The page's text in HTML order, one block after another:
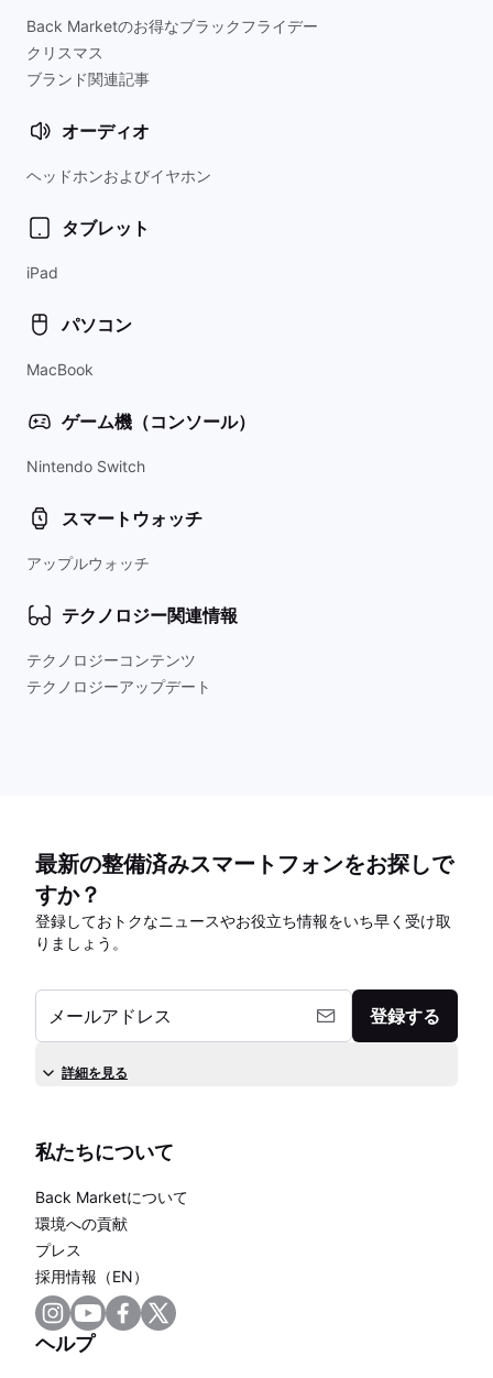
Back Marketのお得なブラックフライデー
クリスマス
ブランド関連記事
オーディオ
ヘッドホンおよびイヤホン
タブレット
iPad
パソコン
MacBook
ゲーム機（コンソール）
Nintendo Switch
スマートウォッチ
アップルウォッチ
テクノロジー関連情報
テクノロジーコンテンツ
テクノロジーアップデート
最新の整備済みスマートフォンをお探しで
すか？
登録しておトクなニュースやお役立ち情報をいち早く受け取
りましょう。
メールアドレス 登録する
詳細を見る
私たちについて
Back Marketについて
環境への貢献
プレス
採用情報（EN）
ヘルプ